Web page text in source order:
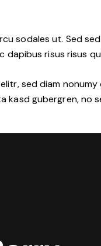
sodales ut. Sed
risus risus
sed diam
gubergren, no